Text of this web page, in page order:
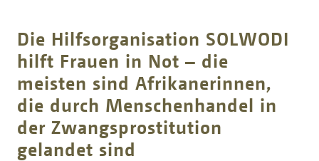
Die Hilfsorganisation SOLWODI
hilft Frauen in Not – die
meisten sind Afrikanerinnen,
die durch Menschenhandel in
der Zwangsprostitution
gelandet sind